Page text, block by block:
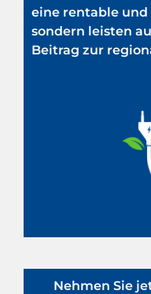
eine rentable
sondern leisten
Beitrag zur
Nehmen Sie